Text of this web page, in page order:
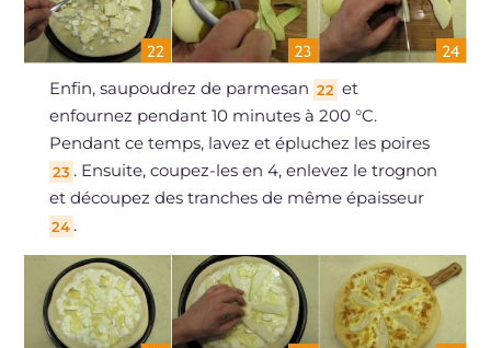
Enfin, saupoudrez de parmesan 22 et
enfournez pendant 10 minutes à 200 °C.
Pendant ce temps, lavez et épluchez les poires
23 . Ensuite, coupez-les en 4, enlevez le trognon
et découpez des tranches de même épaisseur
24 .